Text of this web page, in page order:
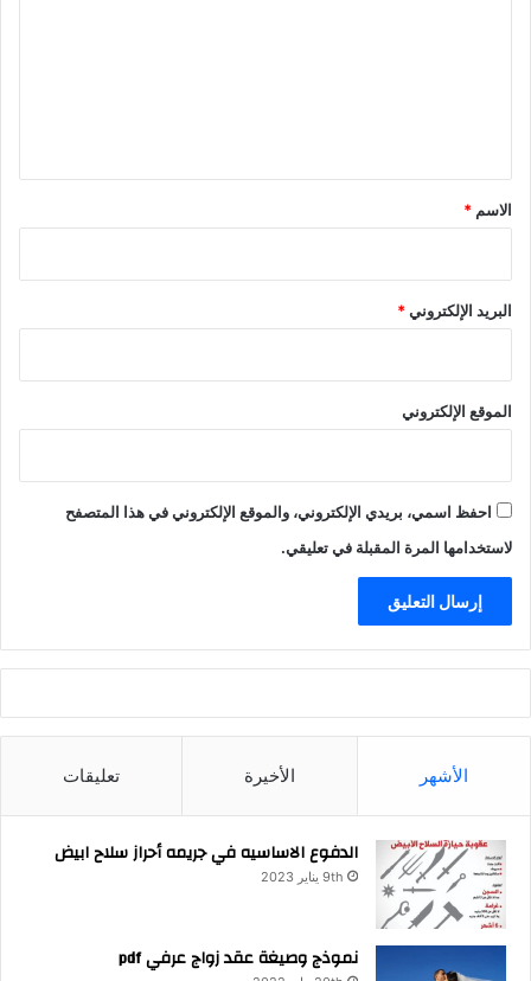
*
الاسم *
البريد الإلكتروني*
الموقع الإلكتروني
احفظ اسمي، بريدي الإلكتروني، والموقع الإلكتروني في هذا المتصفح
لاستخدامها المرة المقبلة في تعليقي.
الأشهر الأخيرة تعليقات
الدفوع الاساسيه في جريمه أحراز سلاح ابيض
9th يناير 2023
نموذج وصيغة عقد زواج عرفي pdf